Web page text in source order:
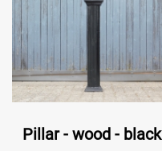
Pillar - wood - black